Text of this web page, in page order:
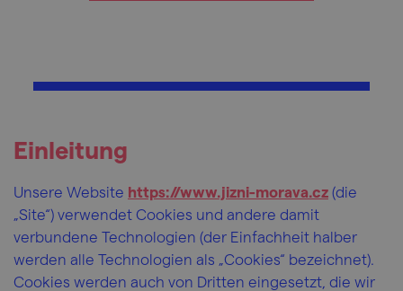
Einleitung
Unsere Website https://www.jizni-morava.cz (die
„Site“) verwendet Cookies und andere damit
verbundene Technologien (der Einfachheit halber
werden alle Technologien als „Cookies“ bezeichnet).
Cookies werden auch von Dritten eingesetzt, die wir